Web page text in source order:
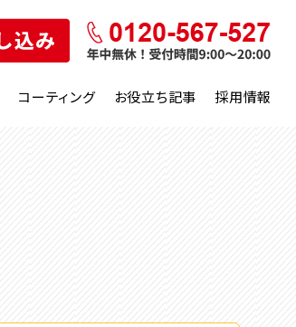
コーティング お役立ち記事 採用情報